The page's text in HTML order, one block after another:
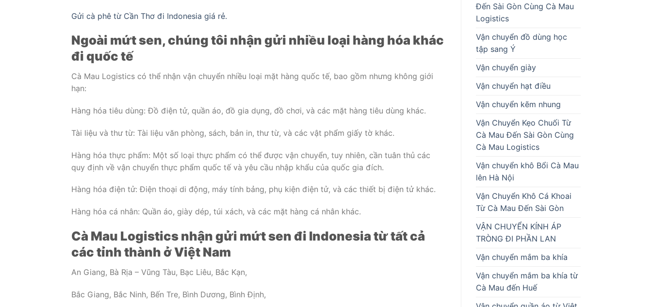
Gửi cà phê từ Cần Thơ đi Indonesia giá rẻ.
Ngoài mứt sen, chúng tôi nhận gửi nhiều loại hàng hóa khác
đi quốc tế
Cà Mau Logistics có thể nhận vận chuyển nhiều loại mặt hàng quốc tế, bao gồm nhưng không giới
hạn:
Hàng hóa tiêu dùng: Đồ điện tử, quần áo, đồ gia dụng, đồ chơi, và các mặt hàng tiêu dùng khác.
Tài liệu và thư từ: Tài liệu văn phòng, sách, bản in, thư từ, và các vật phẩm giấy tờ khác.
Hàng hóa thực phẩm: Một số loại thực phẩm có thể được vận chuyển, tuy nhiên, cần tuân thủ các
quy định về vận chuyển thực phẩm quốc tế và yêu cầu nhập khẩu của quốc gia đích.
Hàng hóa điện tử: Điện thoại di động, máy tính bảng, phụ kiện điện tử, và các thiết bị điện tử khác.
Hàng hóa cá nhân: Quần áo, giày dép, túi xách, và các mặt hàng cá nhân khác.
Cà Mau Logistics nhận gửi mứt sen đi Indonesia từ tất cả
các tỉnh thành ở Việt Nam
An Giang, Bà Rịa – Vũng Tàu, Bạc Liêu, Bắc Kạn,
Bắc Giang, Bắc Ninh, Bến Tre, Bình Dương, Bình Định,
Đến Sài Gòn Cùng Cà Mau
Logistics
Vận chuyển đồ dùng học
tập sang Ý
Vận chuyển giày
Vận chuyển hạt điều
Vận chuyển kẽm nhung
Vận Chuyển Kẹo Chuối Từ
Cà Mau Đến Sài Gòn Cùng
Cà Mau Logistics
Vận chuyển khô Bổi Cà Mau
lên Hà Nội
Vận Chuyển Khô Cá Khoai
Từ Cà Mau Đến Sài Gòn
VẬN CHUYỂN KÍNH ÁP
TRÒNG ĐI PHẦN LAN
Vận chuyển mắm ba khía
Vận chuyển mắm ba khía từ
Cà Mau đến Huế